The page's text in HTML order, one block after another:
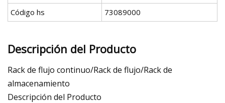
Código hs
73089000
Descripción del Producto
Rack de flujo continuo/Rack de flujo/Rack de
almacenamiento
Descripción del Producto